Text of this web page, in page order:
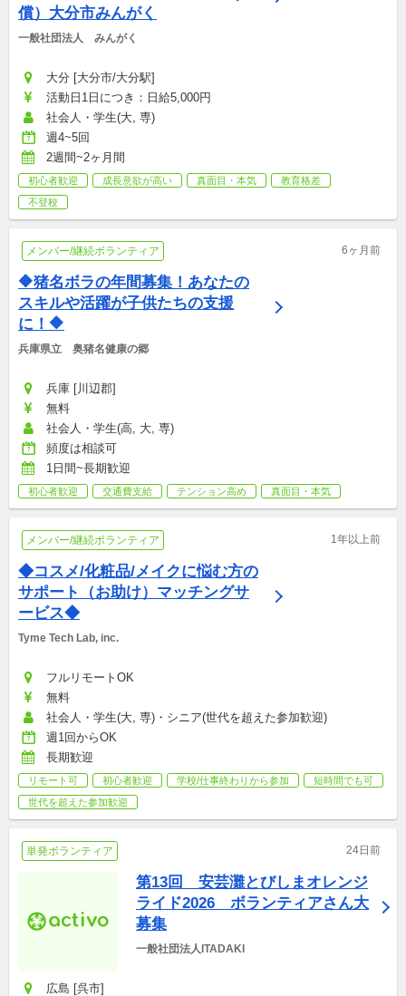
償）大分市みんがく
一般社団法人　みんがく
大分 [大分市/大分駅]
活動日1日につき：日給5,000円
社会人・学生(大, 専)
週4~5回
2週間~2ヶ月間
初心者歓迎 成長意欲が高い 真面目・本気
教育格差
不登校
メンバー/継続ボランティア 6ヶ月前
🔶猪名ボラの年間募集！あなたの
スキルや活躍が子供たちの支援
に！🔶
兵庫県立　奥猪名健康の郷
兵庫 [川辺郡]
無料
社会人・学生(高, 大, 専)
頻度は相談可
1日間~長期歓迎
初心者歓迎 交通費支給 テンション高め 真面目・本気
メンバー/継続ボランティア 1年以上前
◆コスメ/化粧品/メイクに悩む方の
サポート（お助け）マッチングサ
ービス◆
Tyme Tech Lab, inc.
フルリモートOK
無料
社会人・学生(大, 専)・シニア(世代を超えた参加歓迎)
週1回からOK
長期歓迎
リモート可 初心者歓迎 学校/仕事終わりから参加
短時間でも可
世代を超えた参加歓迎
単発ボランティア 24日前
第13回　安芸灘とびしまオレンジ
ライド2026　ボランティアさん大
募集
一般社団法人ITADAKI
広島 [呉市]